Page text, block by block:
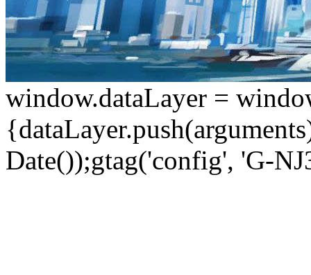
window.dataLayer =
Date());gtag('config', 'G-